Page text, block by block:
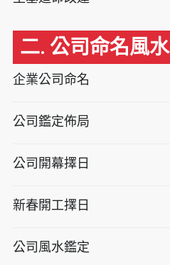
二. 公司命名風水
企業公司命名
公司鑑定佈局
公司開幕擇日
新春開工擇日
公司風水鑑定